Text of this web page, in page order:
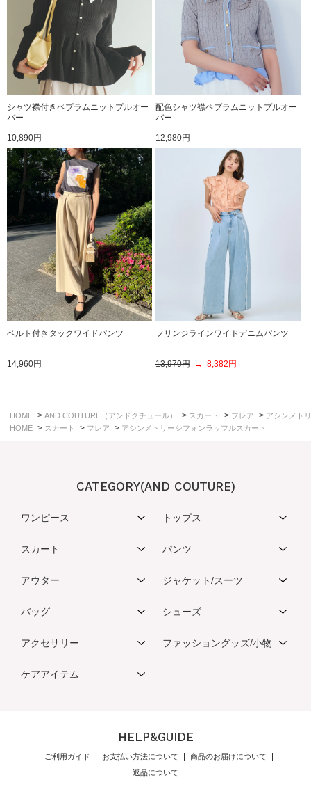
シャツ襟付きペプラムニットプルオー
バー
10,890円
配色シャツ襟ペプラムニットプルオー
バー
12,980円
ベルト付きタックワイドパンツ
14,960円
フリンジラインワイドデニムパンツ
13,970円 → 8,382円
HOME > AND COUTURE（アンドクチュール） > スカート > フレア > アシンメト
HOME > スカート > フレア > アシンメトリーシフォンラッフルスカート
CATEGORY(AND COUTURE)
ワンピース トップス
スカート パンツ
アウター ジャケット/スーツ
バッグ シューズ
アクセサリー ファッショングッズ/小物
ケアアイテム
HELP&GUIDE
ご利用ガイド お支払い方法について
商品のお届けについて
返品について